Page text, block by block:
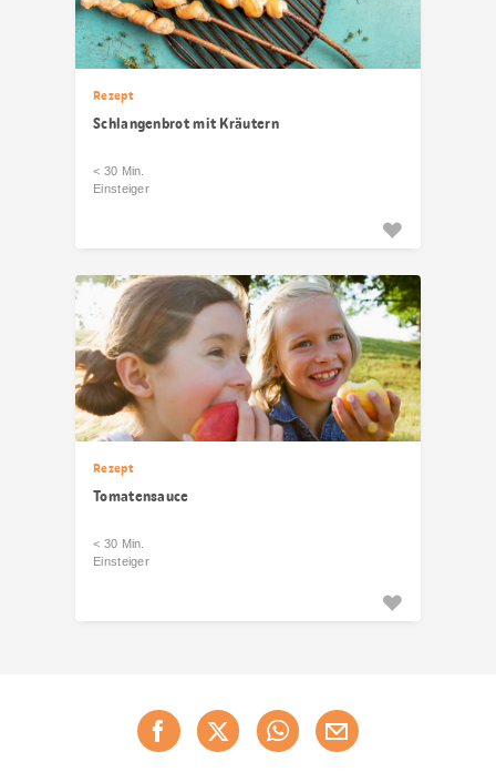
Rezept
Schlangenbrot mit Kräutern
< 30 Min.
Einsteiger
Rezept
Tomatensauce
< 30 Min.
Einsteiger
Jetzt weiterempfehlen